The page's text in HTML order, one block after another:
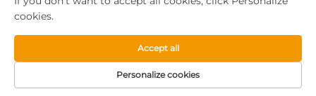
Co., Ltd. Todos os Direitos Reservados-
Política de privacidade
cookies.
Personalize cookies
Accept all